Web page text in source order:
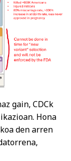
gain, CDCk
Hona
den arren